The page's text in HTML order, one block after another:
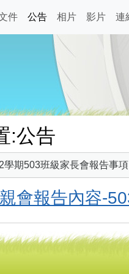
件 公告 相片 影片 連
:公告
學期503班級家長會報告事項
會報告內容-